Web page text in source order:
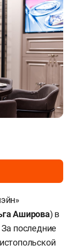
Аширова) в
последние